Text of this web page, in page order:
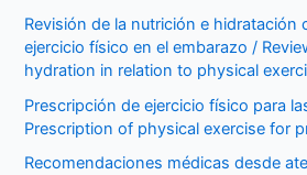
Revisión de la nutrición e hidratación
ejercicio físico en el embarazo /
hydration in relation to physical
Prescripción de ejercicio físico para
Prescription of physical exercise for
Recomendaciones médicas desde